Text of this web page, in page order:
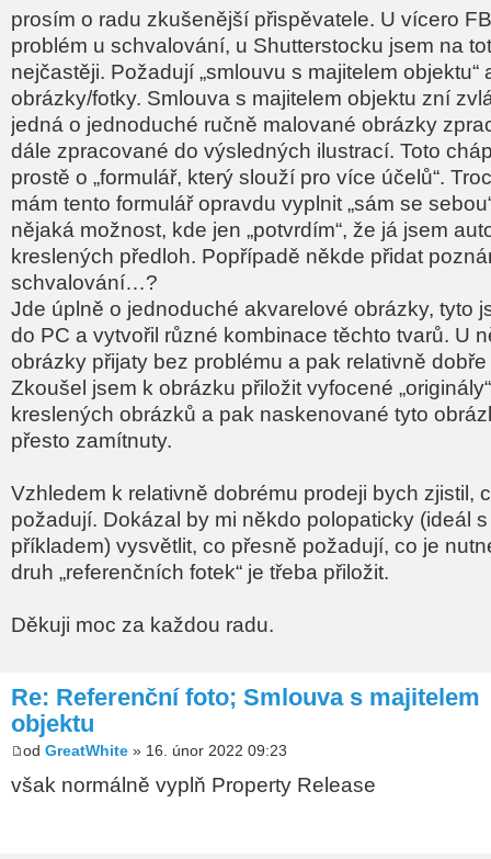
prosím o radu zkušenější přispěvatele. U vícero
problém u schvalování, u Shutterstocku jsem na
nejčastěji. Požadují „smlouvu s majitelem objektu“
obrázky/fotky. Smlouva s majitelem objektu zní
jedná o jednoduché ručně malované obrázky
dále zpracované do výsledných ilustrací. Toto
prostě o „formulář, který slouží pro více účelů“.
mám tento formulář opravdu vyplnit „sám se
nějaká možnost, kde jen „potvrdím“, že já jsem
kreslených předloh. Popřípadě někde přidat
schvalování…?
Jde úplně o jednoduché akvarelové obrázky, tyto
do PC a vytvořil různé kombinace těchto tvarů. U
obrázky přijaty bez problému a pak relativně
Zkoušel jsem k obrázku přiložit vyfocené
kreslených obrázků a pak naskenované tyto
přesto zamítnuty.
Vzhledem k relativně dobrému prodeji bych zjistil,
požadují. Dokázal by mi někdo polopaticky (ideál
příkladem) vysvětlit, co přesně požadují, co je
druh „referenčních fotek“ je třeba přiložit.
Děkuji moc za každou radu.
Re: Referenční foto; Smlouva s majitelem
objektu
od GreatWhite » 16. únor 2022 09:23
však normálně vyplň Property Release